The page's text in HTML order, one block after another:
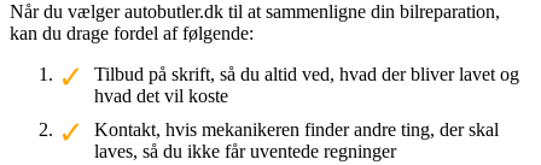
Når du vælger autobutler.dk til at sammenligne din bilreparation,
kan du drage fordel af følgende:
Tilbud på skrift, så du altid ved, hvad der bliver lavet og
hvad det vil koste
Kontakt, hvis mekanikeren finder andre ting, der skal
laves, så du ikke får uventede regninger